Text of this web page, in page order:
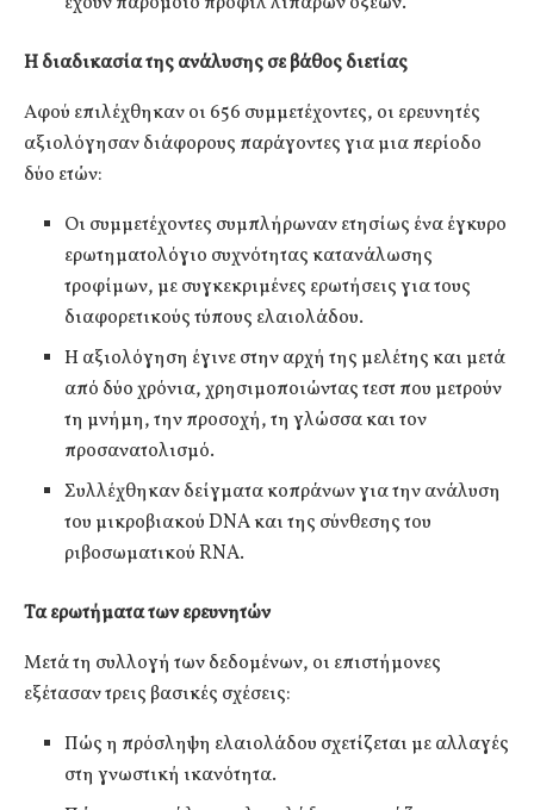
Η διαδικασία της ανάλυσης σε βάθος διετίας
Αφού επιλέχθηκαν οι 656 συμμετέχοντες, οι ερευνητές
αξιολόγησαν διάφορους παράγοντες για μια περίοδο
δύο ετών:
Οι συμμετέχοντες συμπλήρωναν ετησίως ένα έγκυρο
ερωτηματολόγιο συχνότητας κατανάλωσης
τροφίμων, με συγκεκριμένες ερωτήσεις για τους
διαφορετικούς τύπους ελαιολάδου.
Η αξιολόγηση έγινε στην αρχή της μελέτης και μετά
από δύο χρόνια, χρησιμοποιώντας τεστ που μετρούν
τη μνήμη, την προσοχή, τη γλώσσα και τον
προσανατολισμό.
Συλλέχθηκαν δείγματα κοπράνων για την ανάλυση
του μικροβιακού DNA και της σύνθεσης του
ριβοσωματικού RNA.
Τα ερωτήματα των ερευνητών
Μετά τη συλλογή των δεδομένων, οι επιστήμονες
εξέτασαν τρεις βασικές σχέσεις:
Πώς η πρόσληψη ελαιολάδου σχετίζεται με αλλαγές
στη γνωστική ικανότητα.